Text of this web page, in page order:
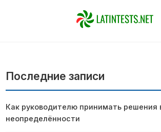
Последние записи
Как руководителю принимать решения
неопределённости